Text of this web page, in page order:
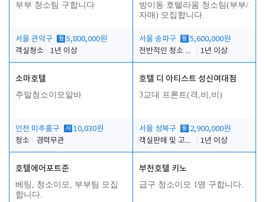
부부 청소팀 구합니다
서울 관악구 월 5,800,000원
객실청소
1년 이상
방이동 호텔라움 청소팀(부부/
자매) 모집합니다.
서울 송파구 월 5,600,000원
전반적인 청소 업무(객실청소.객실정리)
1년 이상
소마호텔
주말청소이모알바
인천 미추홀구 시 10,030원
청소
경력무관
호텔 디 아티스트 성신여대점
3교대 프론트(격,비,비)
서울 성북구 월 2,900,000원
객실판매 및 고객응대
1년 이상
호텔에어포트준
베팅, 청소이모, 부부팀 모집
합니다.
부천호텔 키노
급구 청소이모 1명 구합니다.